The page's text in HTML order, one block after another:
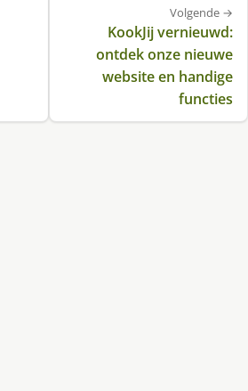
Volgende →
KookJij vernieuwd:
ontdek onze nieuwe
website en handige
functies